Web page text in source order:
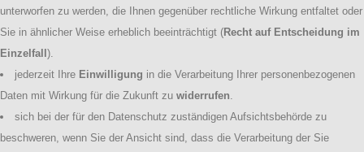
unterworfen zu werden, die Ihnen gegenüber rechtliche Wirkung entfaltet oder
Sie in ähnlicher Weise erheblich beeinträchtigt (Recht auf Entscheidung im
Einzelfall).
jederzeit Ihre Einwilligung in die Verarbeitung Ihrer personenbezogenen
Daten mit Wirkung für die Zukunft zu widerrufen
sich bei der für den Datenschutz zuständigen Aufsichtsbehörde zu
beschweren, wenn Sie der Ansicht sind, dass die Verarbeitung der Sie